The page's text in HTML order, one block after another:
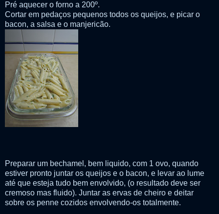
Pré aquecer o forno a 200º.
Cortar em pedaços pequenos todos os queijos, e picar o
bacon, a salsa e o manjericão.
Preparar um bechamel, bem liquido, com 1 ovo, quando
estiver pronto juntar os queijos e o bacon, e levar ao lume
até que esteja tudo bem envolvido, (o resultado deve ser
cremoso mas fluido). Juntar as ervas de cheiro e deitar
sobre os penne cozidos envolvendo-os totalmente.